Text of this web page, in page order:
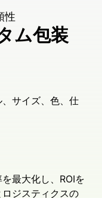
性
ム包装
サイズ、色、仕
最大化し、ROIを
ジスティクスの